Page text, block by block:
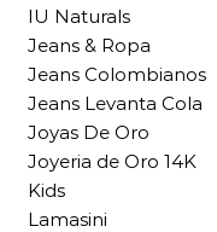
IU Naturals
Jeans & Ropa
Jeans Colombianos
Jeans Levanta Cola
Joyas De Oro
Joyeria de Oro 14K
Kids
Lamasini